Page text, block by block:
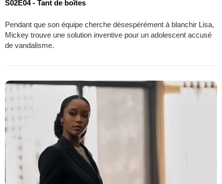
S02E04 - Tant de boîtes
Pendant que son équipe cherche désespérément à blanchir Lisa,
Mickey trouve une solution inventive pour un adolescent accusé
de vandalisme.